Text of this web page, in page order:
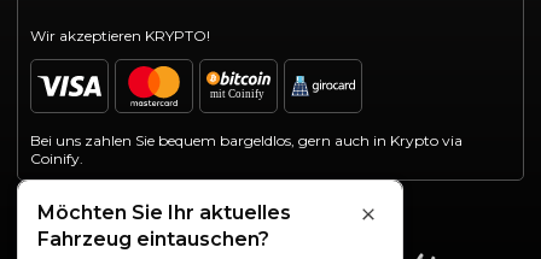
Wir akzeptieren KRYPTO!
Bei uns zahlen Sie bequem bargeldlos, gern auch in Krypto via
Coinify.
Möchten Sie Ihr aktuelles
Fahrzeug eintauschen?
Schließen